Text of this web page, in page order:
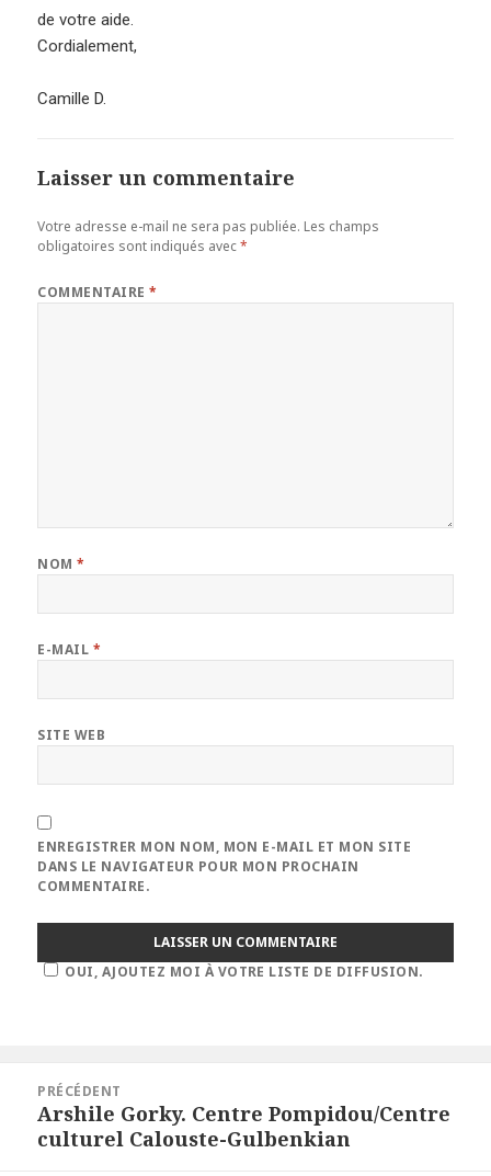
de votre aide.
Cordialement,
Camille D.
Laisser un commentaire
Votre adresse e-mail ne sera pas publiée. Les champs
obligatoires sont indiqués avec*
COMMENTAIRE*
NOM*
E-MAIL *
SITE WEB
ENREGISTRER MON NOM, MON E-MAIL ET MON SITE
DANS LE NAVIGATEUR POUR MON PROCHAIN
COMMENTAIRE.
OUI, AJOUTEZ MOI À VOTRE LISTE DE DIFFUSION.
l’article
PRÉCÉDENT
Article
précédent :
Arshile Gorky. Centre Pompidou/Centre
culturel Calouste-Gulbenkian